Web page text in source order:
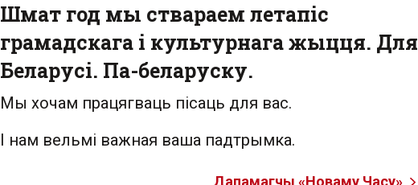
Шмат год мы ствараем летапіс
грамадскага і культурнага жыцця. Для
Беларусі. Па-беларуску.
Мы хочам працягваць пісаць для вас.
І нам вельмі важная ваша падтрымка.
Дапамагчы «Новаму Часу»